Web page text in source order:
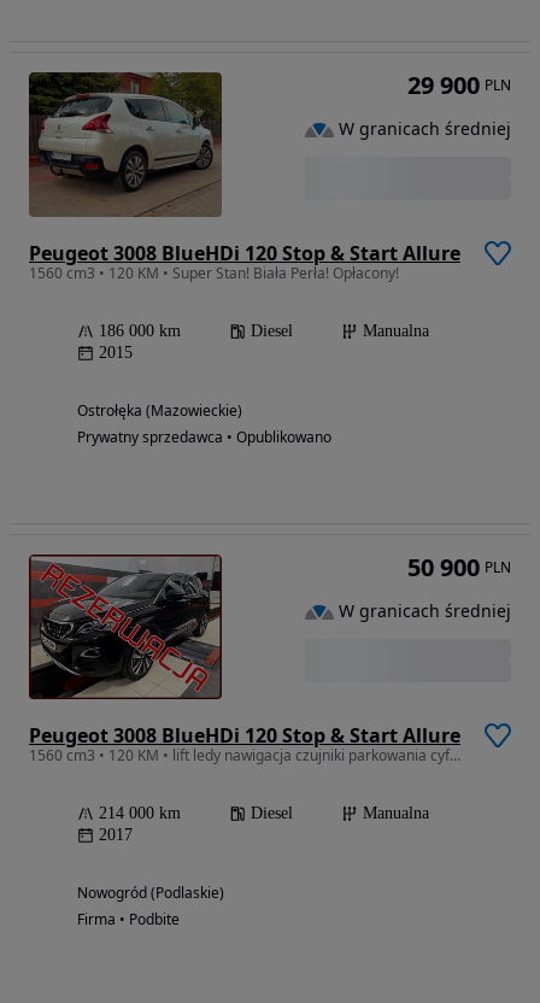
Peugeot 3008 BlueHDi 120 Stop & Start Allure
1560 cm3 • 120 KM • Super Stan! Biała Perła! Opłacony!
186 000 km Diesel
Manualna
2015
Ostrołęka (Mazowieckie)
Prywatny sprzedawca • Opublikowano
29 900 PLN
W granicach średniej
Peugeot 3008 BlueHDi 120 Stop & Start Allure
1560 cm3 • 120 KM • lift ledy nawigacja czujniki parkowania cyfrowe zegary
214 000 km Diesel
Manualna
2017
Nowogród (Podlaskie)
Firma • Podbite
50 900 PLN
W granicach średniej